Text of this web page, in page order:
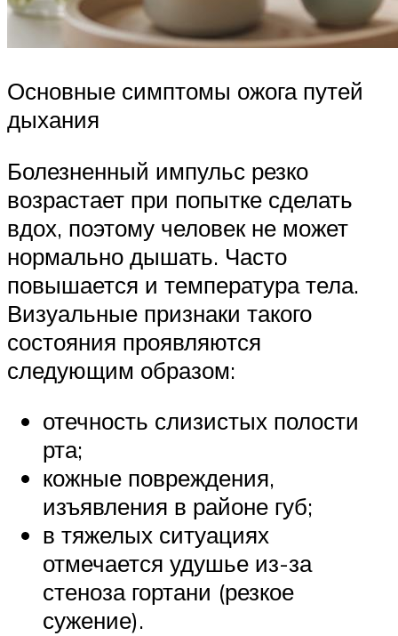
Основные симптомы ожога путей
дыхания
Болезненный импульс резко
возрастает при попытке сделать
вдох, поэтому человек не может
нормально дышать. Часто
повышается и температура тела.
Визуальные признаки такого
состояния проявляются
следующим образом:
отечность слизистых полости
рта;
кожные повреждения,
изъявления в районе губ;
в тяжелых ситуациях
отмечается удушье из-за
стеноза гортани (резкое
сужение).